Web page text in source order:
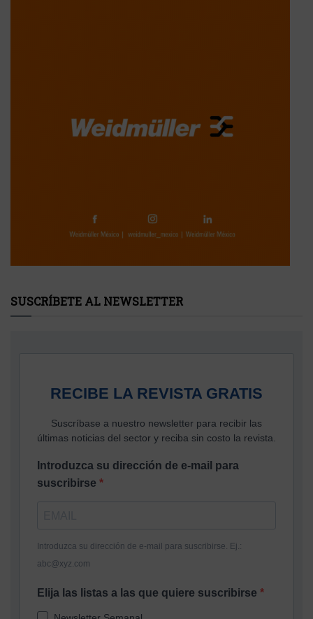
SUSCRÍBETE AL NEWSLETTER
RECIBE LA REVISTA GRATIS
Suscríbase a nuestro newsletter para recibir las
últimas noticias del sector y reciba sin costo la revista.
Introduzca su dirección de e-mail para
suscribirse
Introduzca su dirección de e-mail para suscribirse. Ej.:
abc@xyz.com
Elija las listas a las que quiere suscribirse